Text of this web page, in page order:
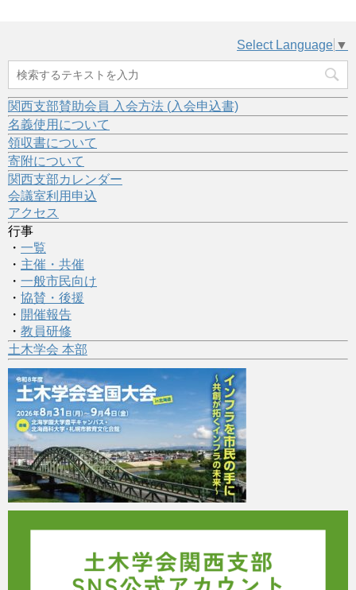
Select Language ▼
関西支部賛助会員 入会方法 (入会申込書)
名義使用について
領収書について
寄附について
関西支部カレンダー
会議室利用申込
アクセス
行事
・ 一覧
・ 主催・共催
・ 一般市民向け
・ 協賛・後援
・ 開催報告
・ 教員研修
土木学会 本部